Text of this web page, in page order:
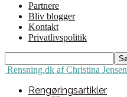
Partnere
Bliv blogger
Kontakt
Privatlivspolitik
Rensning.dk af Christina Jensen
Rengøringsartikler